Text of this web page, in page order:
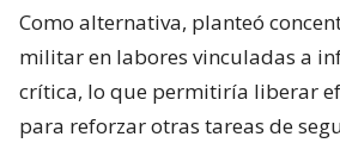
Como alternativa, planteó
militar en labores vinculadas a
crítica, lo que permitiría liberar
para reforzar otras tareas de